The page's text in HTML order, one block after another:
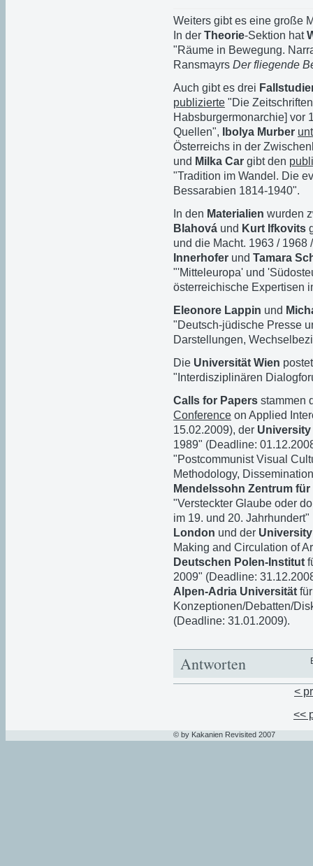
Weiters gibt es eine große
In der Theorie-Sektion hat
"Räume in Bewegung.
Ransmayrs Der fliegende
Auch gibt es drei
publizierte "Die
Habsburgermonarchie] vor
Quellen", Ibolya Murber
Österreichs in der
und Milka Car gibt den
"Tradition im Wandel. Die
Bessarabien 1814-1940".
In den Materialien wurden
Blahová und Kurt Ifkovits
und die Macht. 1963 /
Innerhofer und Tamara
"'Mitteleuropa' und
österreichische Expertisen
Eleonore Lappin und
"Deutsch-jüdische Presse
Darstellungen,
Die Universität Wien
"Interdisziplinären
Calls for Papers stammen
Conference on Applied
15.02.2009), der
1989" (Deadline:
"Postcommunist Visual
Methodology,
Mendelssohn Zentrum
"Versteckter Glaube oder
im 19. und 20.
London und der
Making and Circulation of
Deutschen Polen-Institut
2009" (Deadline:
Alpen-Adria Universität
Konzeptionen/Debatten/
(Deadline: 31.01.2009).
Antworten
<
<<
© by Kakanien Revisited 2007